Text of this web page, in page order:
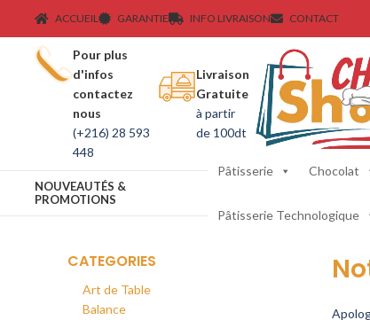
ACCUEIL GARANTIE INFO LIVRAISON CONTACT
Pour plus
d'infos
contactez
nous
(+216) 28 593
448
Livraison
Gratuite
à partir
de 100dt
NOUVEAUTÉS &
PROMOTIONS
Pâtisserie Chocolat
Pâtisserie Technologique
CATEGORIES
Art de Table
Balance